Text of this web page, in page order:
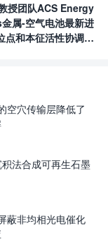
授团队ACS Energy
属-空气电池最新进
点和本征活性协调共
空穴传输层降低了
法合成可再生石墨
蔽非均相光电催化